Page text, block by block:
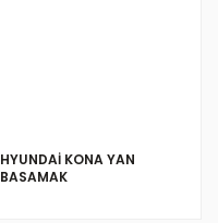
HYUNDAİ KONA YAN
BASAMAK